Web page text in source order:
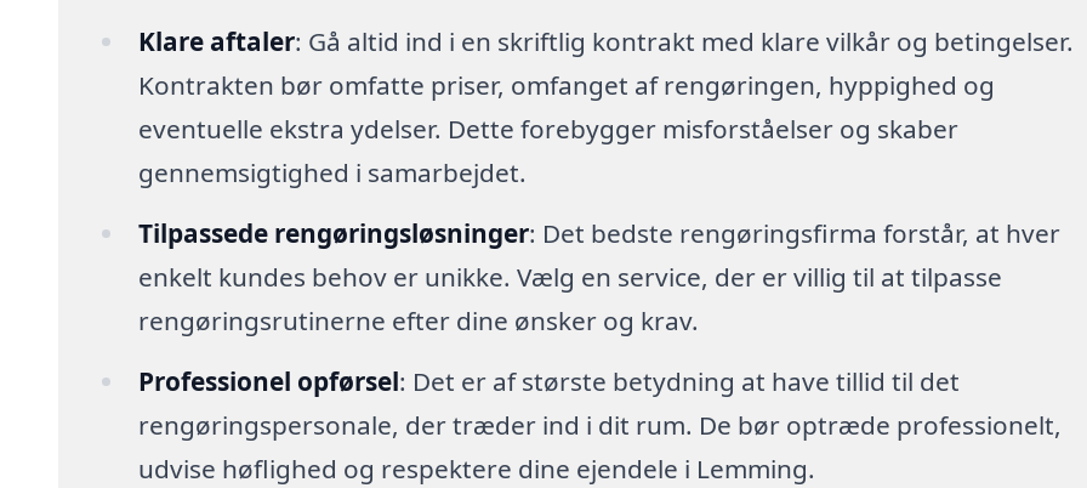
Klare aftaler: Gå altid ind i en skriftlig kontrakt med klare vilkår og betingelser.
Kontrakten bør omfatte priser, omfanget af rengøringen, hyppighed og
eventuelle ekstra ydelser. Dette forebygger misforståelser og skaber
gennemsigtighed i samarbejdet.
Tilpassede rengøringsløsninger: Det bedste rengøringsfirma forstår, at hver
enkelt kundes behov er unikke. Vælg en service, der er villig til at tilpasse
rengøringsrutinerne efter dine ønsker og krav.
Professionel opførsel: Det er af største betydning at have tillid til det
rengøringspersonale, der træder ind i dit rum. De bør optræde professionelt,
udvise høflighed og respektere dine ejendele i Lemming.